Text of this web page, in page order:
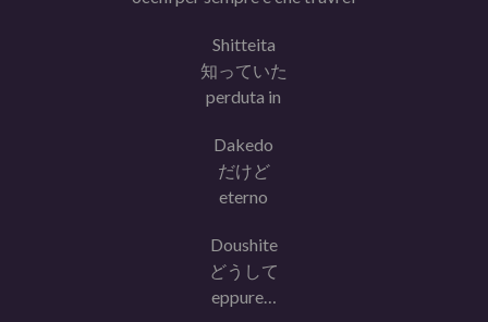
Shitteita
知っていた
perduta in
Dakedo
だけど
eterno
Doushite
どうして
eppure…